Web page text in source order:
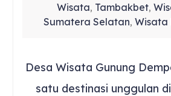
Wisata, Tambakbet,
Sumatera Selatan,Wisata
Desa Wisata Gunung
satu destinasi unggulan